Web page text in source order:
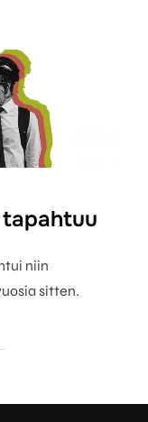
niin
sitten.